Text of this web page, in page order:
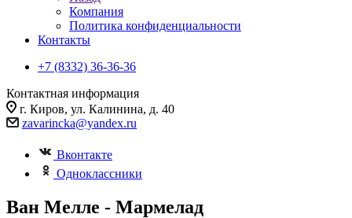
Компания
Политика конфиденциальности
Контакты
+7 (8332) 36-36-36
Контактная информация
г. Киров, ул. Калинина, д. 40
zavarincka@yandex.ru
Вконтакте
Одноклассники
Ван Мелле - Мармелад